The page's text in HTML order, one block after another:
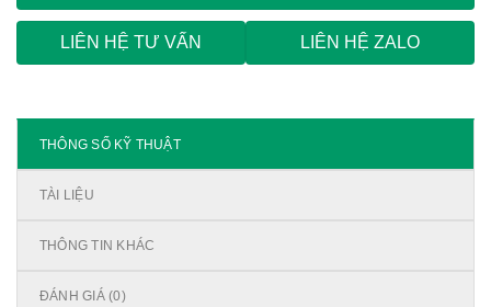
lượng
LIÊN HỆ TƯ VẤN LIÊN HỆ ZALO
THÔNG SỐ KỸ THUẬT
TÀI LIỆU
THÔNG TIN KHÁC
ĐÁNH GIÁ (0)